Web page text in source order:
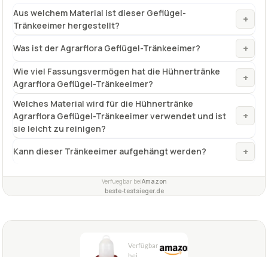
Aus welchem Material ist dieser Geflügel-
Tränkeeimer hergestellt?
+
Was ist der Agrarflora Geflügel-Tränkeeimer? +
Wie viel Fassungsvermögen hat die Hühnertränke
Agrarflora Geflügel-Tränkeeimer?
+
Welches Material wird für die Hühnertränke
Agrarflora Geflügel-Tränkeeimer verwendet und ist
sie leicht zu reinigen?
+
Kann dieser Tränkeeimer aufgehängt werden? +
Verfuegbar beiAmazon
beste-testsieger.de